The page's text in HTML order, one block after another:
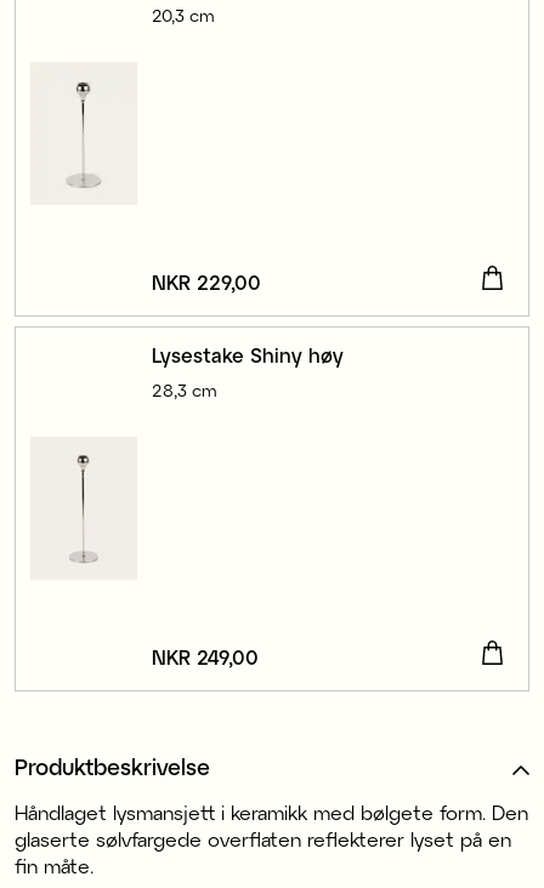
20,3 cm
Pris :NKR 229,00
NKR 229,00
Lysestake Shiny høy
28,3 cm
Pris :NKR 249,00
NKR 249,00
Produktbeskrivelse
Håndlaget lysmansjett i keramikk med bølgete form. Den
glaserte sølvfargede overflaten reflekterer lyset på en
fin måte.